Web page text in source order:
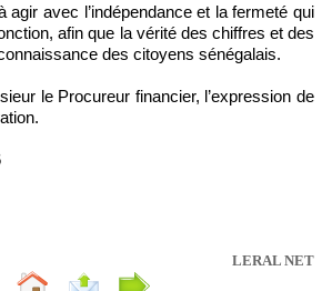
agir avec l’indépendance et la fermeté qui
afin que la vérité des chiffres et des
des citoyens sénégalais.
le Procureur financier, l’expression de
LERAL NET